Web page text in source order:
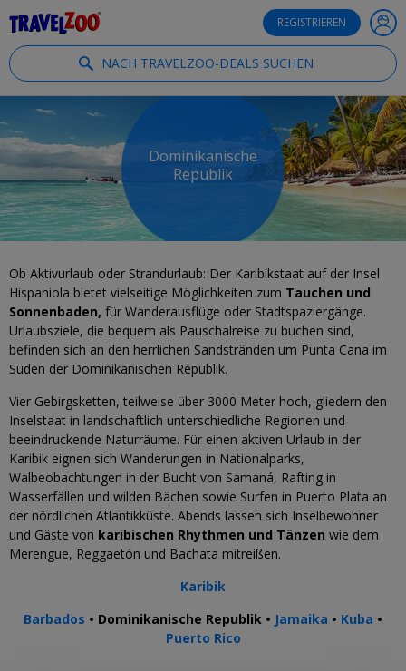
REGISTRIEREN
NACH TRAVELZOO-DEALS SUCHEN
Dominikanische
Republik
Ob Aktivurlaub oder Strandurlaub: Der Karibikstaat auf der Insel
Hispaniola bietet vielseitige Möglichkeiten zum Tauchen und
Sonnenbaden, für Wanderausflüge oder Stadtspaziergänge.
Urlaubsziele, die bequem als Pauschalreise zu buchen sind,
befinden sich an den herrlichen Sandstränden um Punta Cana im
Süden der Dominikanischen Republik.
Vier Gebirgsketten, teilweise über 3000 Meter hoch, gliedern den
Inselstaat in landschaftlich unterschiedliche Regionen und
beeindruckende Naturräume. Für einen aktiven Urlaub in der
Karibik eignen sich Wanderungen in Nationalparks,
Walbeobachtungen in der Bucht von Samaná, Rafting in
Wasserfällen und wilden Bächen sowie Surfen in Puerto Plata an
der nördlichen Atlantikküste. Abends lassen sich Inselbewohner
und Gäste von karibischen Rhythmen und Tänzen wie dem
Merengue, Reggaetón und Bachata mitreißen.
Karibik
Barbados • Dominikanische Republik • Jamaika • Kuba •
Puerto Rico